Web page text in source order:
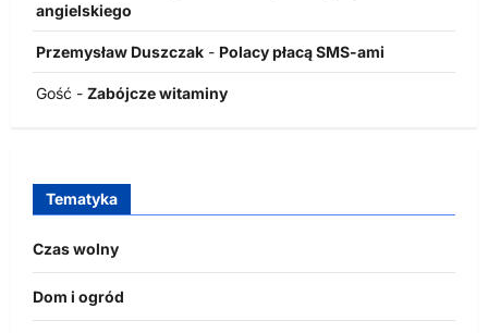
angielskiego
Przemysław Duszczak - Polacy płacą SMS-ami
Gość - Zabójcze witaminy
Tematyka
Czas wolny
Dom i ogród